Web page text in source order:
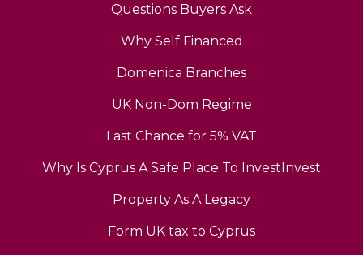
Questions Buyers Ask
Why Self Financed
Domenica Branches
UK Non-Dom Regime
Last Chance for 5% VAT
Why Is Cyprus A Safe Place To InvestInvest
Property As A Legacy
Form UK tax to Cyprus